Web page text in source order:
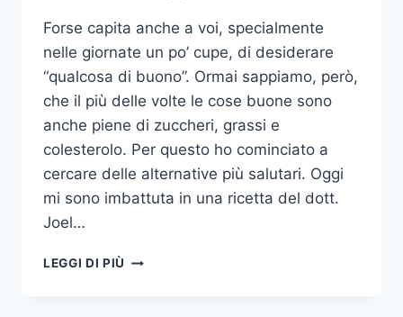
Forse capita anche a voi, specialmente
nelle giornate un po’ cupe, di desiderare
“qualcosa di buono”. Ormai sappiamo, però,
che il più delle volte le cose buone sono
anche piene di zuccheri, grassi e
colesterolo. Per questo ho cominciato a
cercare delle alternative più salutari. Oggi
mi sono imbattuta in una ricetta del dott.
Joel…
LEGGI DI PIÙ BARRETTE